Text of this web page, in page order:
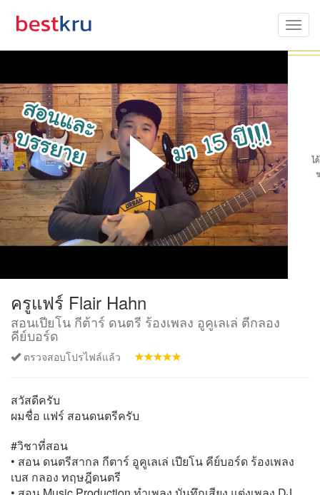
ครูแฟร์ Flair Hahn
สอนเปียโน กีต้าร์ ดนตรี ร้องเพลง อูคูเลเล่ ตีกลอง
คีย์บอร์ด
ตรวจสอบโปรไฟล์แล้ว
สวัสดีครับ
ผมชื่อ แฟร์ สอนดนตรีครับ
#วิชาที่สอน
• สอน ดนตรีสากล กีตาร์ อูคูเลเล่ เปียโน คีย์บอร์ด ร้องเพลง
เบส กลอง ทฤษฎีดนตรี